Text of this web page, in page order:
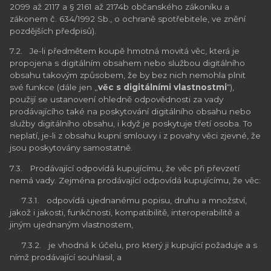
2099 až 2117 a § 2161 až 2174b občanského zákoníku a
zákonem č. 634/1992 Sb., o ochraně spotřebitele, ve znění
pozdějších předpisů).
7.2. Je-li předmětem koupě hmotná movitá věc, která je
propojena s digitálním obsahem nebo službou digitálního
obsahu takovým způsobem, že by bez nich nemohla plnit
své funkce (dále jen „věc s digitálními vlastnostmi“),
použijí se ustanovení ohledně odpovědnosti za vady
prodávajícího také na poskytování digitálního obsahu nebo
služby digitálního obsahu, i když je poskytuje třetí osoba. To
neplatí, je-li z obsahu kupní smlouvy i z povahy věci zjevné, že
jsou poskytovány samostatně.
7.3. Prodávající odpovídá kupujícímu, že věc při převzetí
nemá vady. Zejména prodávající odpovídá kupujícímu, že věc:
7.3.1. odpovídá ujednanému popisu, druhu a množství,
jakož i jakosti, funkčnosti, kompatibilitě, interoperabilitě a
jiným ujednaným vlastnostem,
7.3.2. je vhodná k účelu, pro který ji kupující požaduje a s
nímž prodávající souhlasil, a